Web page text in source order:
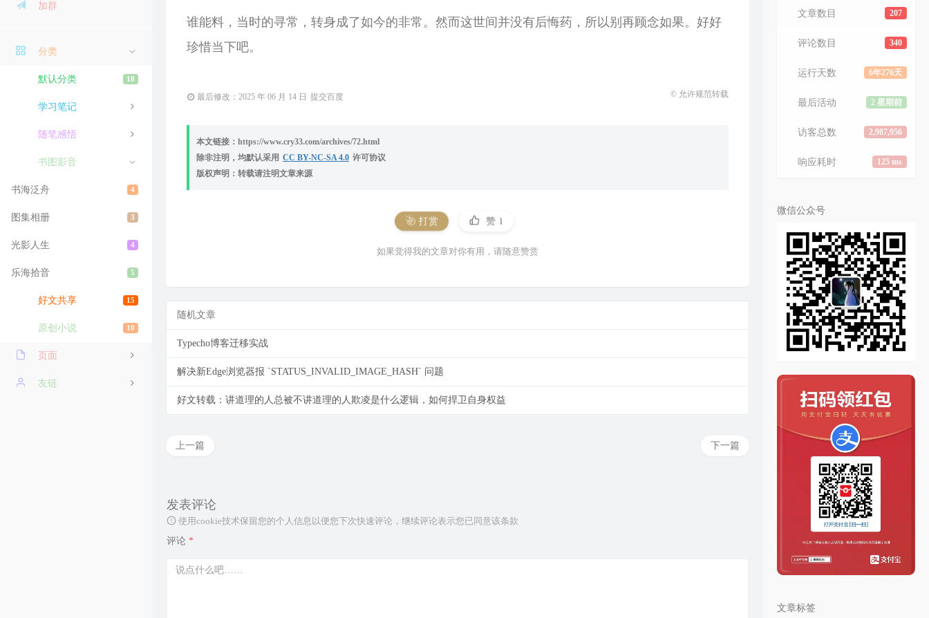
加群
分类
18
默认分类
学习笔记
随笔感悟
书图影音
4
书海泛舟
3
图集相册
4
光影人生
5
乐海拾音
15
好文共享
10
原创小说
页面
导航友链
谁能料，当时的寻常，转身成了如今的非常。然而这世间并没有后悔药，所以别再顾念如果。好好
珍惜当下吧。
最后修改：2025 年 06 月 14 日 提交百度 © 允许规范转载
本文链接：https://www.cry33.com/archives/72.html
除非注明，均默认采用 CC BY-NC-SA 4.0 许可协议
版权声明：转载请注明文章来源
打赏 赞 1
如果觉得我的文章对你有用，请随意赞赏
随机文章
Typecho博客迁移实战
解决新Edge浏览器报 `STATUS_INVALID_IMAGE_HASH` 问题
好文转载：讲道理的人总被不讲道理的人欺凌是什么逻辑，如何捍卫自身权益
下一篇
上一篇
发表评论
使用cookie技术保留您的个人信息以便您下次快速评论，继续评论表示您已同意该条款
评论 *
207
文章数目
340
评论数目
6年276天
运行天数
2 星期前
最后活动
2,987,956
访客总数
125 ms
响应耗时
微信公众号
文章标签